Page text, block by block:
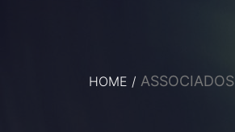
HOME / ASSOCIADOS